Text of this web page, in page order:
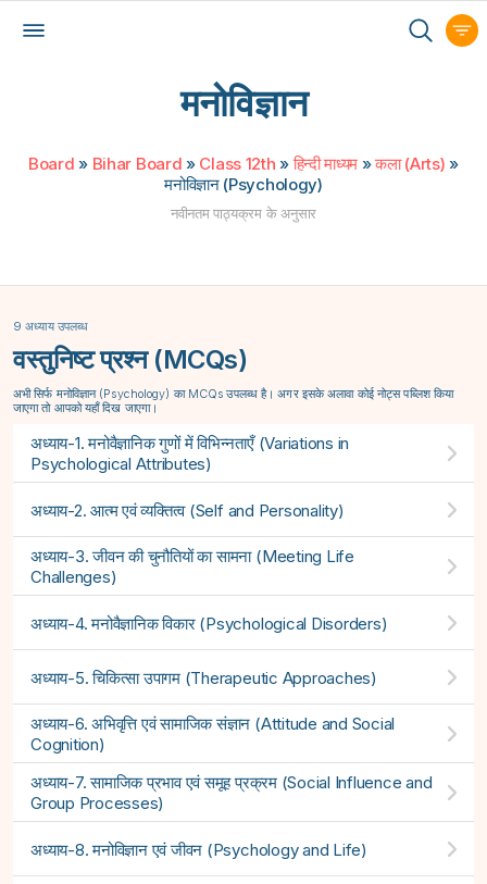
मनोविज्ञान
Board » Bihar Board » Class 12th »हिन्दी माध्यम »कला (Arts) »
मनोविज्ञान (Psychology)
नवीनतम पाठ्यक्रम के अनुसार
9 अध्याय उपलब्ध
वस्तुनिष्ट प्रश्न (MCQs)
अभी सिर्फ मनोविज्ञान (Psychology) का MCQs उपलब्ध है। अगर इसके अलावा कोई नोट्स पब्लिश किया
जाएगा तो आपको यहाँ दिख जाएगा।
अध्याय-1. मनोवैज्ञानिक गुणों में विभिन्नताएँ (Variations in
Psychological Attributes)
अध्याय-2. आत्म एवं व्यक्तित्व (Self and Personality)
अध्याय-3. जीवन की चुनौतियों का सामना (Meeting Life
Challenges)
अध्याय-4. मनोवैज्ञानिक विकार (Psychological Disorders)
अध्याय-5. चिकित्सा उपागम (Therapeutic Approaches)
अध्याय-6. अभिवृत्ति एवं सामाजिक संज्ञान (Attitude and Social
Cognition)
अध्याय-7. सामाजिक प्रभाव एवं समूह प्रक्रम (Social Influence and
Group Processes)
अध्याय-8. मनोविज्ञान एवं जीवन (Psychology and Life)